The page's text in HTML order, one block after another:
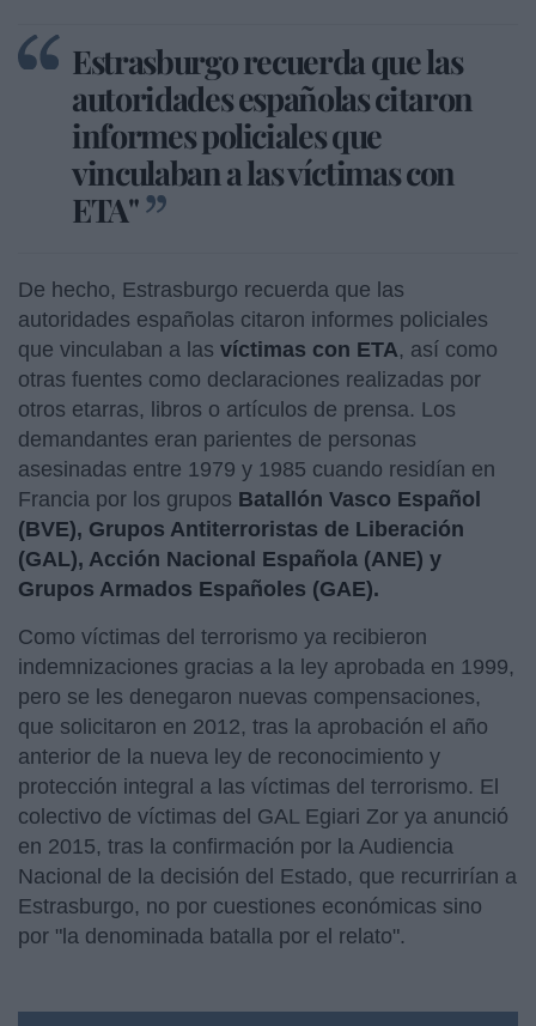
Estrasburgo recuerda que las
autoridades españolas citaron
informes policiales que
vinculaban a las víctimas con
ETA"
De hecho, Estrasburgo recuerda que las
autoridades españolas citaron informes policiales
que vinculaban a las víctimas con ETA, así como
otras fuentes como declaraciones realizadas por
otros etarras, libros o artículos de prensa. Los
demandantes eran parientes de personas
asesinadas entre 1979 y 1985 cuando residían en
Francia por los grupos Batallón Vasco Español
(BVE), Grupos Antiterroristas de Liberación
(GAL), Acción Nacional Española (ANE) y
Grupos Armados Españoles (GAE).
Como víctimas del terrorismo ya recibieron
indemnizaciones gracias a la ley aprobada en 1999,
pero se les denegaron nuevas compensaciones,
que solicitaron en 2012, tras la aprobación el año
anterior de la nueva ley de reconocimiento y
protección integral a las víctimas del terrorismo. El
colectivo de víctimas del GAL Egiari Zor ya anunció
en 2015, tras la confirmación por la Audiencia
Nacional de la decisión del Estado, que recurrirían a
Estrasburgo, no por cuestiones económicas sino
por "la denominada batalla por el relato".